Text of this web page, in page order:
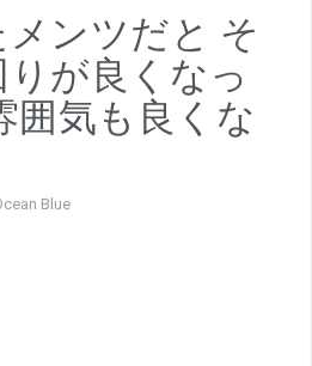
ンツだと そ
が良くなっ
囲気も良くな
Blue